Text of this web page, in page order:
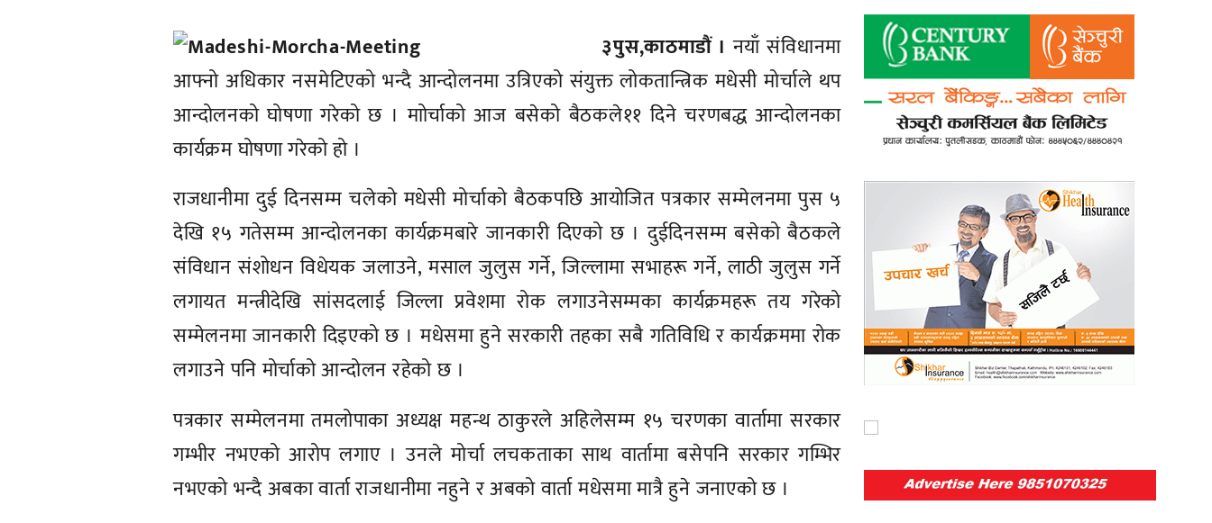
३पुस,काठमाडौं । नयाँ संविधानमा
आफ्नो अधिकार नसमेटिएको भन्दै आन्दोलनमा उत्रिएको संयुक्त लोकतान्त्रिक मधेसी मोर्चाले थप
आन्दोलनको घोषणा गरेको छ । माोर्चाको आज बसेको बैठकले११ दिने चरणबद्ध आन्दोलनका
कार्यक्रम घोषणा गरेको हो ।
राजधानीमा दुई दिनसम्म चलेको मधेसी मोर्चाको बैठकपछि आयोजित पत्रकार सम्मेलनमा पुस ५
देखि १५ गतेसम्म आन्दोलनका कार्यक्रमबारे जानकारी दिएको छ । दुईदिनसम्म बसेको बैठकले
संविधान संशोधन विधेयक जलाउने, मसाल जुलुस गर्ने, जिल्लामा सभाहरू गर्ने, लाठी जुलुस गर्ने
लगायत मन्त्रीदेखि सांसदलाई जिल्ला प्रवेशमा रोक लगाउनेसम्मका कार्यक्रमहरू तय गरेको
सम्मेलनमा जानकारी दिइएको छ । मधेसमा हुने सरकारी तहका सबै गतिविधि र कार्यक्रममा रोक
लगाउने पनि मोर्चाको आन्दोलन रहेको छ ।
पत्रकार सम्मेलनमा तमलोपाका अध्यक्ष महन्थ ठाकुरले अहिलेसम्म १५ चरणका वार्तामा सरकार
गम्भीर नभएको आरोप लगाए । उनले मोर्चा लचकताका साथ वार्तामा बसेपनि सरकार गम्भिर
नभएको भन्दै अबका वार्ता राजधानीमा नहुने र अबको वार्ता मधेसमा मात्रै हुने जनाएको छ ।